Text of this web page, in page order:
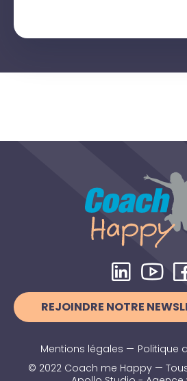
REJOINDRE NOTRE
Mentions légales — Politique
© 2022 Coach me Happy —